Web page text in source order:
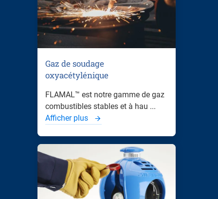
Gaz de soudage
oxyacétylénique
FLAMAL™ est notre gamme de gaz
combustibles stables et à hau ...
Afficher plus